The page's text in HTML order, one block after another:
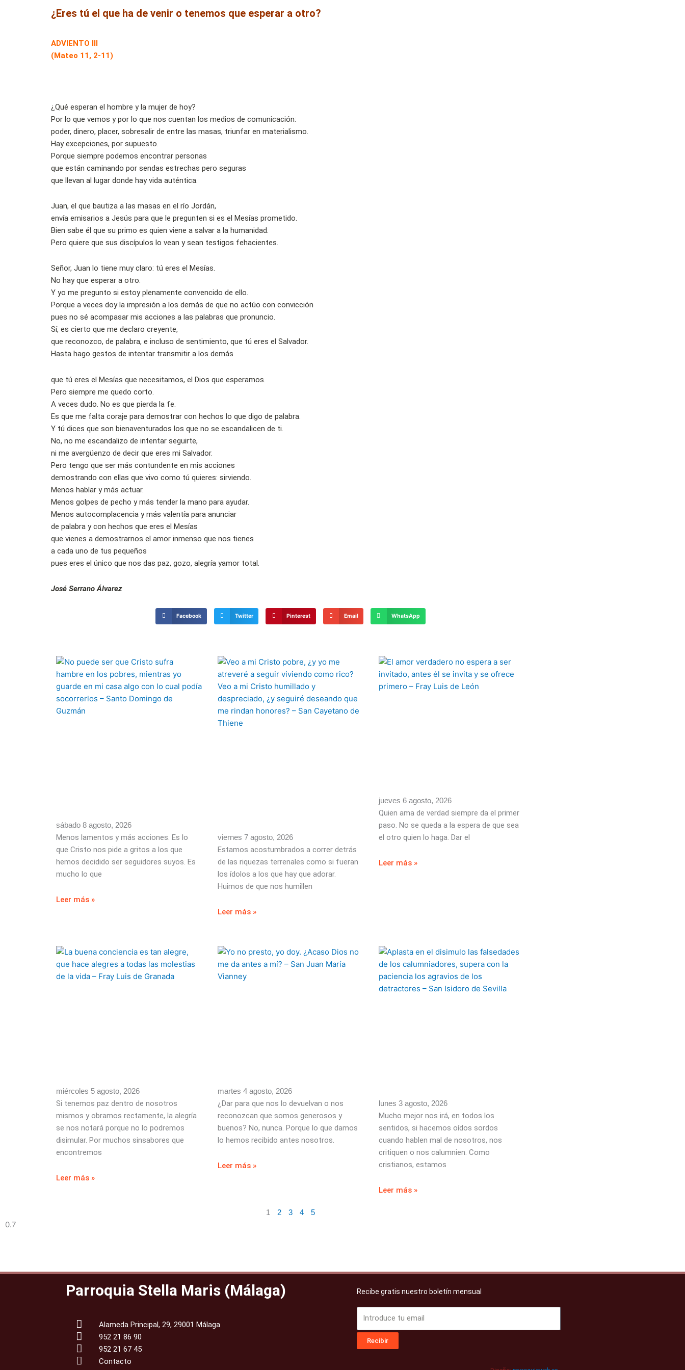
¿Eres tú el que ha de venir o tenemos que esperar a otro?
ADVIENTO III
(Mateo 11, 2-11)
¿Qué esperan el hombre y la mujer de hoy?
Por lo que vemos y por lo que nos cuentan los medios de comunicación:
poder, dinero, placer, sobresalir de entre las masas, triunfar en materialismo.
Hay excepciones, por supuesto.
Porque siempre podemos encontrar personas
que están caminando por sendas estrechas pero seguras
que llevan al lugar donde hay vida auténtica.
Juan, el que bautiza a las masas en el río Jordán,
envía emisarios a Jesús para que le pregunten si es el Mesías prometido.
Bien sabe él que su primo es quien viene a salvar a la humanidad.
Pero quiere que sus discípulos lo vean y sean testigos fehacientes.
Señor, Juan lo tiene muy claro: tú eres el Mesías.
No hay que esperar a otro.
Y yo me pregunto si estoy plenamente convencido de ello.
Porque a veces doy la impresión a los demás de que no actúo con convicción
pues no sé acompasar mis acciones a las palabras que pronuncio.
Sí, es cierto que me declaro creyente,
que reconozco, de palabra, e incluso de sentimiento, que tú eres el Salvador.
Hasta hago gestos de intentar transmitir a los demás
que tú eres el Mesías que necesitamos, el Dios que esperamos.
Pero siempre me quedo corto.
A veces dudo. No es que pierda la fe.
Es que me falta coraje para demostrar con hechos lo que digo de palabra.
Y tú dices que son bienaventurados los que no se escandalicen de ti.
No, no me escandalizo de intentar seguirte,
ni me avergüenzo de decir que eres mi Salvador.
Pero tengo que ser más contundente en mis acciones
demostrando con ellas que vivo como tú quieres: sirviendo.
Menos hablar y más actuar.
Menos golpes de pecho y más tender la mano para ayudar.
Menos autocomplacencia y más valentía para anunciar
de palabra y con hechos que eres el Mesías
que vienes a demostrarnos el amor inmenso que nos tienes
a cada uno de tus pequeños
pues eres el único que nos das paz, gozo, alegría yamor total.
José Serrano Álvarez
Facebook Twitter Pinterest Email WhatsApp
sábado 8 agosto, 2026
Menos lamentos y más acciones. Es lo
que Cristo nos pide a gritos a los que
hemos decidido ser seguidores suyos. Es
mucho lo que
Leer más »
viernes 7 agosto, 2026
Estamos acostumbrados a correr detrás
de las riquezas terrenales como si fueran
los ídolos a los que hay que adorar.
Huimos de que nos humillen
Leer más »
jueves 6 agosto, 2026
Quien ama de verdad siempre da el primer
paso. No se queda a la espera de que sea
el otro quien lo haga. Dar el
Leer más »
miércoles 5 agosto, 2026
Si tenemos paz dentro de nosotros
mismos y obramos rectamente, la alegría
se nos notará porque no lo podremos
disimular. Por muchos sinsabores que
encontremos
Leer más »
martes 4 agosto, 2026
¿Dar para que nos lo devuelvan o nos
reconozcan que somos generosos y
buenos? No, nunca. Porque lo que damos
lo hemos recibido antes nosotros.
Leer más »
lunes 3 agosto, 2026
Mucho mejor nos irá, en todos los
sentidos, si hacemos oídos sordos
cuando hablen mal de nosotros, nos
critiquen o nos calumnien. Como
cristianos, estamos
Leer más »
Página
1
Página
2
Página
3
Página
4
Página
5
Parroquia Stella Maris (Málaga)
Alameda Principal, 29, 29001 Málaga
952 21 86 90
952 21 67 45
Contacto
Recibe gratis nuestro boletín mensual
Recibir